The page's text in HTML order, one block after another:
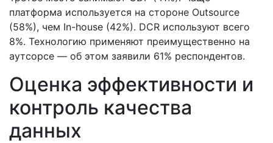
платформа используется на стороне Outsource
(58%), чем In-house (42%). DCR используют всего
8%. Технологию применяют преимущественно на
аутсорсе — об этом заявили 61% респондентов.
Оценка эффективности и
контроль качества
данных